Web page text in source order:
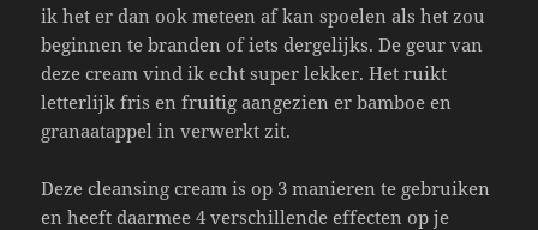
ik het er dan ook meteen af kan spoelen als het zou
beginnen te branden of iets dergelijks. De geur van
deze cream vind ik echt super lekker. Het ruikt
letterlijk fris en fruitig aangezien er bamboe en
granaatappel in verwerkt zit.
Deze cleansing cream is op 3 manieren te gebruiken
en heeft daarmee 4 verschillende effecten op je